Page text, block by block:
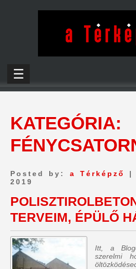
☰
KATEGÓRIA:
Posted by: a Térképző
|
2019
TERVEIM, ÉPÜLŐ
Itt, a
szerelmi